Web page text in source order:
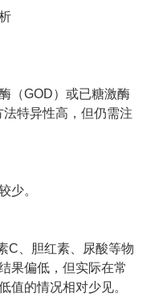
（GOD）或已糖激酶
法特异性高，但仍需注
少。
C、胆红素、尿酸等物
果偏低，但实际在常
值的情况相对少见。